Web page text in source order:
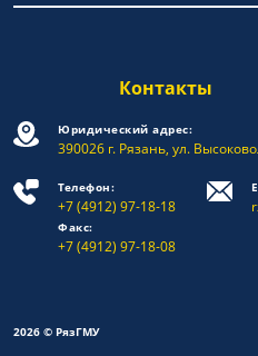
Контакты
Юридический адрес:
390026 г. Рязань, ул.
Телефон:
+7 (4912) 97-18-18
Факс:
+7 (4912) 97-18-08
2026 © РязГМУ